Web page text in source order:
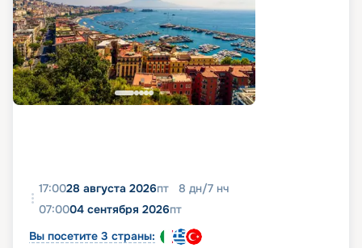
17:0028 августа 2026пт 8 дн/7 нч
07:0004 сентября 2026пт
Вы посетите 3 страны: